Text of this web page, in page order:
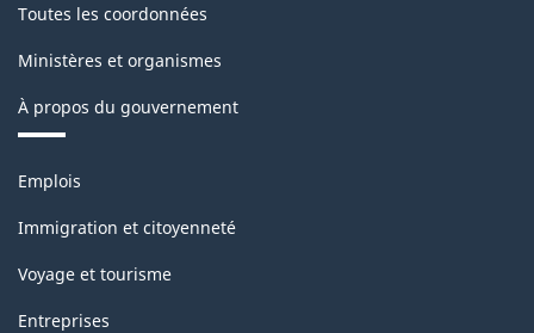
-
Structure
la
classification
Toutes les coordonnées
Ministères et organismes
À propos du gouvernement
Thèmes
sujets
Emplois
Immigration et citoyenneté
Voyage et tourisme
Entreprises